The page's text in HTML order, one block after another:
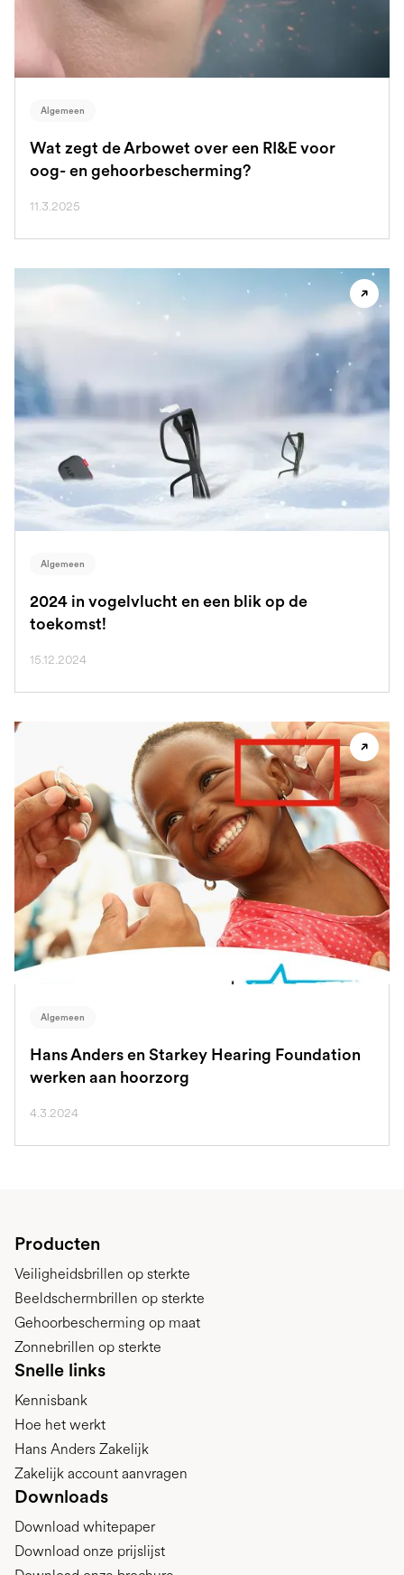
Algemeen
Wat zegt de Arbowet over een RI&E voor
oog- en gehoorbescherming?
11.3.2025
Algemeen
2024 in vogelvlucht en een blik op de
toekomst!
15.12.2024
Algemeen
Hans Anders en Starkey Hearing Foundation
werken aan hoorzorg
4.3.2024
Producten
Veiligheidsbrillen op sterkte
Beeldschermbrillen op sterkte
Gehoorbescherming op maat
Zonnebrillen op sterkte
Snelle links
Kennisbank
Hoe het werkt
Hans Anders Zakelijk
Zakelijk account aanvragen
Downloads
Download whitepaper
Download onze prijslijst